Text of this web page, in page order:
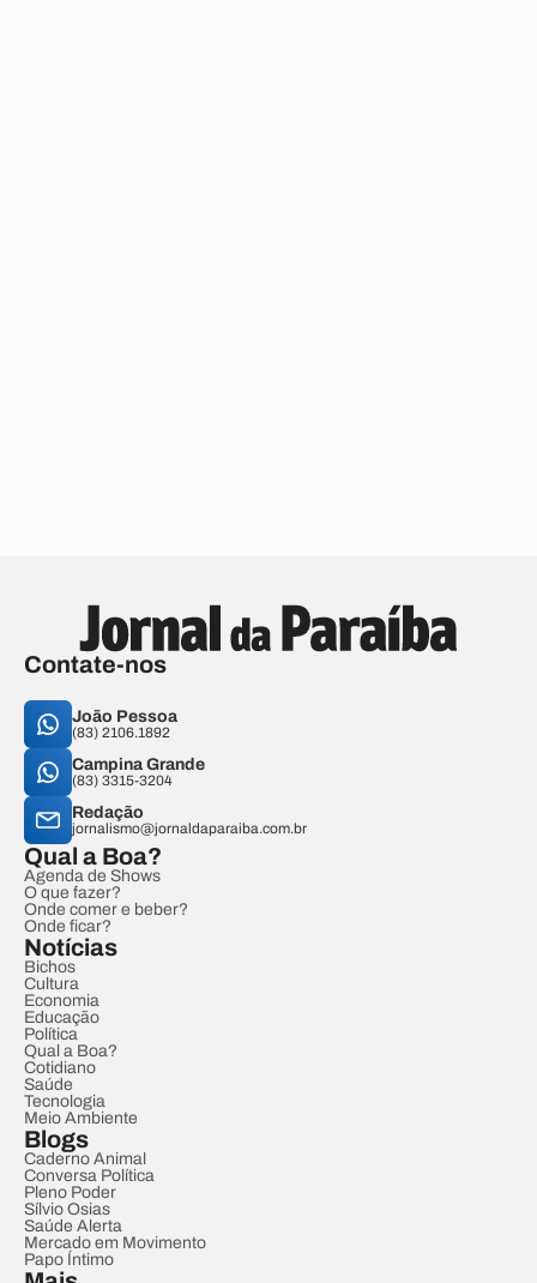
Contate-nos
João Pessoa
(83) 2106.1892
Campina Grande
(83) 3315-3204
Redação
jornalismo@jornaldaparaiba.com.br
Qual a Boa?
Agenda de Shows
O que fazer?
Onde comer e beber?
Onde ficar?
Notícias
Bichos
Cultura
Economia
Educação
Política
Qual a Boa?
Cotidiano
Saúde
Tecnologia
Meio Ambiente
Blogs
Caderno Animal
Conversa Política
Pleno Poder
Sílvio Osias
Saúde Alerta
Mercado em Movimento
Papo Íntimo